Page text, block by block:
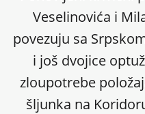
Veselinovića i
povezuju sa
i još dvojice
zloupotrebe
šljunka na